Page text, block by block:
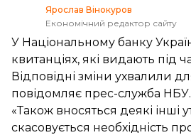
Ярослав Вінокуров
Економічний редактор сайту
У Національному банку
квитанціях, які видають під
Відповідні зміни ухвалили
повідомляє прес-служба НБУ.
«Також вносяться деякі
скасовується необхідність